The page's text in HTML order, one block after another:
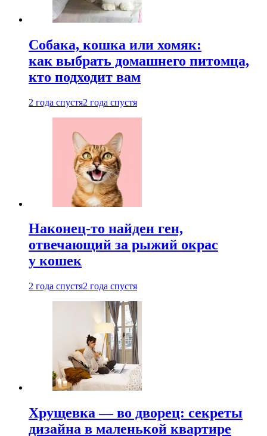
Собака, кошка или хомяк:
как выбрать домашнего питомца,
кто подходит вам
2 года спустя2 года спустя
Наконец-то найден ген,
отвечающий за рыжий окрас
у кошек
2 года спустя2 года спустя
Хрущевка — во дворец: секреты
дизайна в маленькой квартире